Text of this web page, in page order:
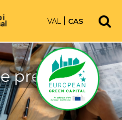
VAL CAS
prensa